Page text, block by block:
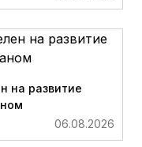
на развитие
06.08.2026